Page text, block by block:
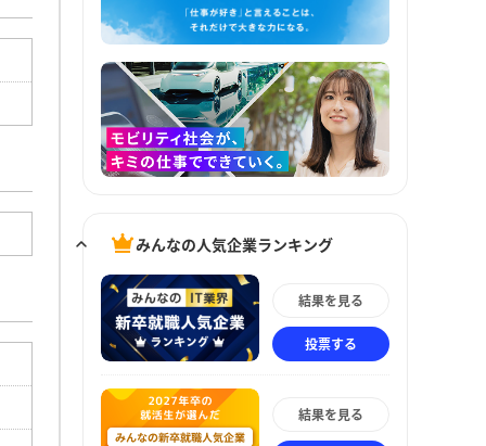
みんなの人気企業ランキング
結果を見る
投票する
結果を見る